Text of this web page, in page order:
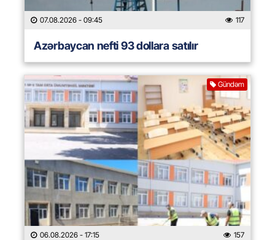
07.08.2026 - 09:45 117
Azərbaycan nefti 93 dollara satılır
Gündəm
06.08.2026 - 17:15 157